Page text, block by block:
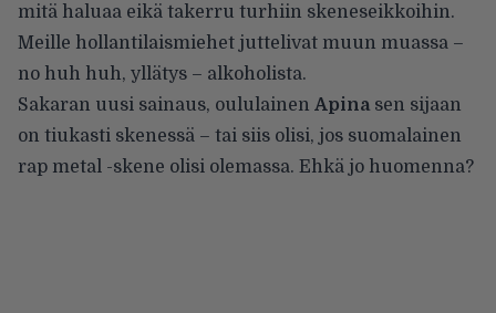
mitä haluaa eikä takerru turhiin skeneseikkoihin.
Meille hollantilaismiehet juttelivat muun muassa –
no huh huh, yllätys – alkoholista.
Sakaran uusi sainaus, oululainen Apina sen sijaan
on tiukasti skenessä – tai siis olisi, jos suomalainen
rap metal -skene olisi olemassa. Ehkä jo huomenna?